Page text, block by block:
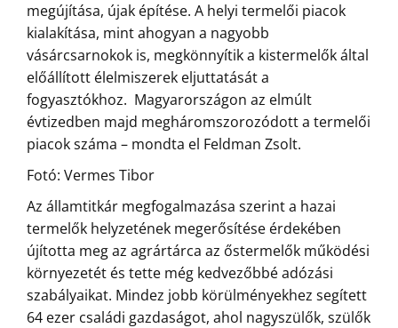
megújítása, újak építése. A helyi termelői piacok
kialakítása, mint ahogyan a nagyobb
vásárcsarnokok is, megkönnyítik a kistermelők által
előállított élelmiszerek eljuttatását a
fogyasztókhoz. Magyarországon az elmúlt
évtizedben majd megháromszorozódott a termelői
piacok száma – mondta el Feldman Zsolt.
Fotó: Vermes Tibor
Az államtitkár megfogalmazása szerint a hazai
termelők helyzetének megerősítése érdekében
újította meg az agrártárca az őstermelők működési
környezetét és tette még kedvezőbbé adózási
szabályaikat. Mindez jobb körülményekhez segített
64 ezer családi gazdaságot, ahol nagyszülők, szülők